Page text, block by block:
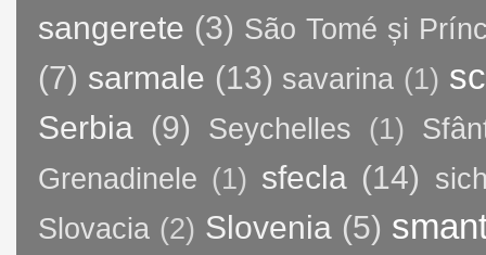
sangerete (3) São Tomé și
(7) sarmale (13) savarina (1)
Serbia (9) Seychelles (1)
Grenadinele (1) sfecla (14)
Slovacia (2) Slovenia (5)